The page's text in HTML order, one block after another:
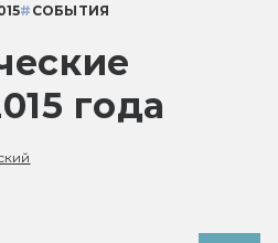
# СОБЫТИЯ
года